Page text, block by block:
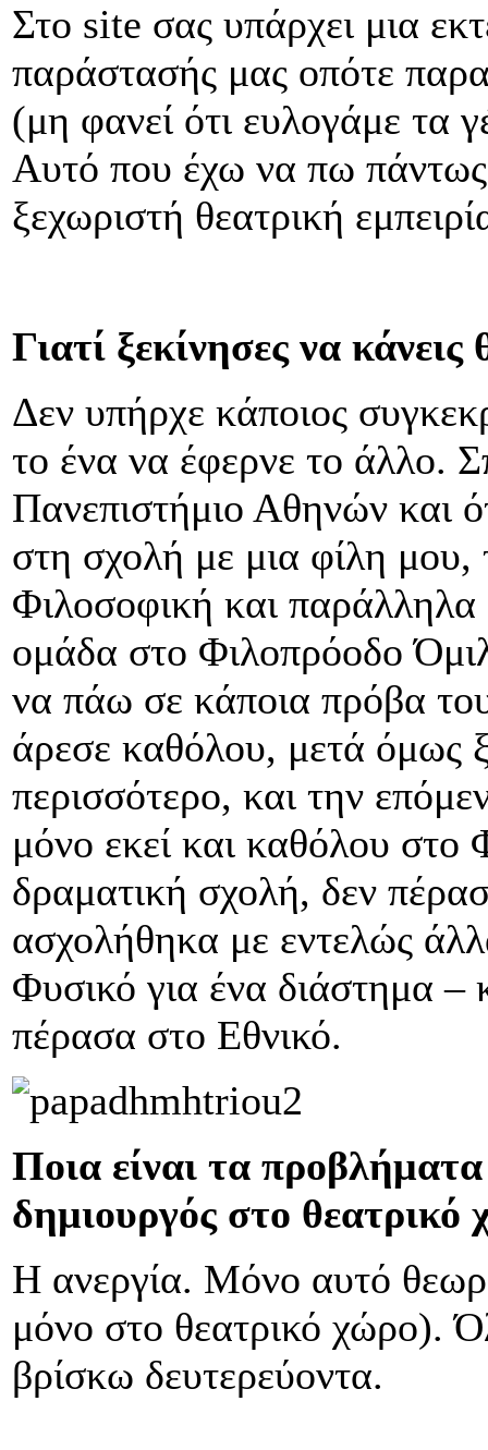
Στο site σας υπάρχει μια
παράστασής μας οπότε
(μη φανεί ότι ευλογάμε τα
Αυτό που έχω να πω πάντως
ξεχωριστή θεατρική
Γιατί ξεκίνησες να κάνεις
Δεν υπήρχε κάποιος
το ένα να έφερνε το άλλο.
Πανεπιστήμιο Αθηνών και
στη σχολή με μια φίλη
Φιλοσοφική και παράλληλα
ομάδα στο Φιλοπρόοδο
να πάω σε κάποια πρόβα
άρεσε καθόλου, μετά όμως
περισσότερο, και την
μόνο εκεί και καθόλου στο
δραματική σχολή, δεν
ασχολήθηκα με εντελώς
Φυσικό για ένα διάστημα –
πέρασα στο Εθνικό.
Ποια είναι τα προβλήματα
δημιουργός στο θεατρικό
Η ανεργία. Μόνο αυτό
μόνο στο θεατρικό χώρο).
βρίσκω δευτερεύοντα.